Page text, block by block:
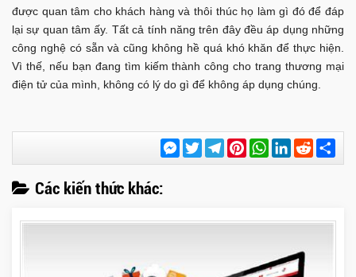
được quan tâm cho khách hàng và thôi thúc họ làm gì đó để đáp
lại sự quan tâm ấy. Tất cả tính năng trên đây đều áp dụng những
công nghệ có sẵn và cũng không hề quá khó khăn để thực hiện.
Vì thế, nếu bạn đang tìm kiếm thành công cho trang thương mại
điện tử của mình, không có lý do gì để không áp dụng chúng.
Messenger
TwitterTelegramPinterestWhatsApp
LinkedIn
Reddit
Các kiến thức khác: